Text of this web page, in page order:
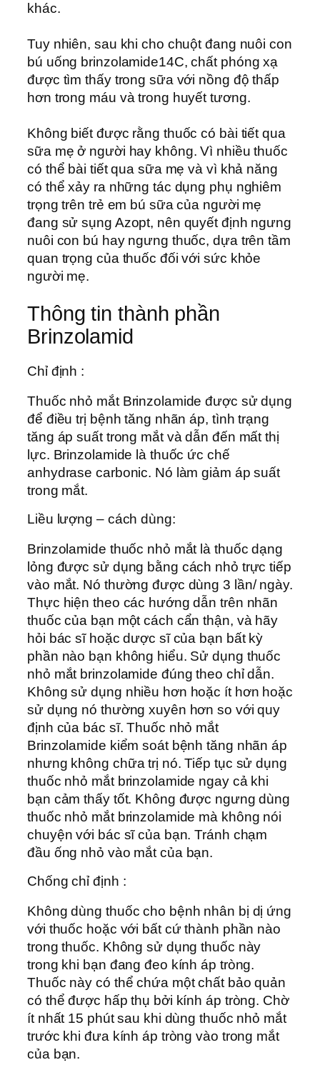
khác.
Tuy nhiên, sau khi cho chuột đang nuôi con
bú uống brinzolamide14C, chất phóng xạ
được tìm thấy trong sữa với nồng độ thấp
hơn trong máu và trong huyết tương.
Không biết được rằng thuốc có bài tiết qua
sữa mẹ ở người hay không. Vì nhiều thuốc
có thể bài tiết qua sữa mẹ và vì khả năng
có thể xảy ra những tác dụng phụ nghiêm
trọng trên trẻ em bú sữa của người mẹ
đang sử sụng Azopt, nên quyết định ngưng
nuôi con bú hay ngưng thuốc, dựa trên tầm
quan trọng của thuốc đối với sức khỏe
người mẹ.
Thông tin thành phần
Brinzolamid
Chỉ định :
Thuốc nhỏ mắt Brinzolamide được sử dụng
để điều trị bệnh tăng nhãn áp, tình trạng
tăng áp suất trong mắt và dẫn đến mất thị
lực. Brinzolamide là thuốc ức chế
anhydrase carbonic. Nó làm giảm áp suất
trong mắt.
Liều lượng – cách dùng:
Brinzolamide thuốc nhỏ mắt là thuốc dạng
lỏng được sử dụng bằng cách nhỏ trực tiếp
vào mắt. Nó thường được dùng 3 lần/ ngày.
Thực hiện theo các hướng dẫn trên nhãn
thuốc của bạn một cách cẩn thận, và hãy
hỏi bác sĩ hoặc dược sĩ của bạn bất kỳ
phần nào bạn không hiểu. Sử dụng thuốc
nhỏ mắt brinzolamide đúng theo chỉ dẫn.
Không sử dụng nhiều hơn hoặc ít hơn hoặc
sử dụng nó thường xuyên hơn so với quy
định của bác sĩ. Thuốc nhỏ mắt
Brinzolamide kiểm soát bệnh tăng nhãn áp
nhưng không chữa trị nó. Tiếp tục sử dụng
thuốc nhỏ mắt brinzolamide ngay cả khi
bạn cảm thấy tốt. Không được ngưng dùng
thuốc nhỏ mắt brinzolamide mà không nói
chuyện với bác sĩ của bạn. Tránh chạm
đầu ống nhỏ vào mắt của bạn.
Chống chỉ định :
Không dùng thuốc cho bệnh nhân bị dị ứng
với thuốc hoặc với bất cứ thành phần nào
trong thuốc. Không sử dụng thuốc này
trong khi bạn đang đeo kính áp tròng.
Thuốc này có thể chứa một chất bảo quản
có thể được hấp thụ bởi kính áp tròng. Chờ
ít nhất 15 phút sau khi dùng thuốc nhỏ mắt
trước khi đưa kính áp tròng vào trong mắt
của bạn.